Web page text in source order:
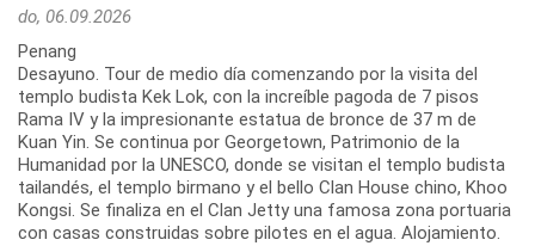
do, 06.09.2026
Penang
Desayuno. Tour de medio día comenzando por la visita del
templo budista Kek Lok, con la increíble pagoda de 7 pisos
Rama IV y la impresionante estatua de bronce de 37 m de
Kuan Yin. Se continua por Georgetown, Patrimonio de la
Humanidad por la UNESCO, donde se visitan el templo budista
tailandés, el templo birmano y el bello Clan House chino, Khoo
Kongsi. Se finaliza en el Clan Jetty una famosa zona portuaria
con casas construidas sobre pilotes en el agua. Alojamiento.